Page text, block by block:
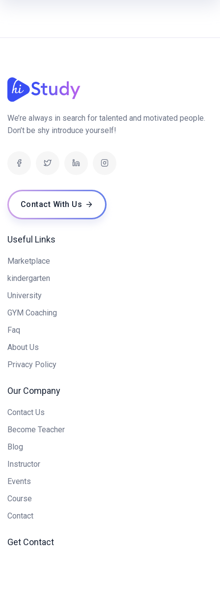
We’re always in search for talented and motivated people.
Don’t be shy introduce yourself!
Contact With Us
Useful Links
Marketplace
kindergarten
University
GYM Coaching
Faq
About Us
Privacy Policy
Our Company
Contact Us
Become Teacher
Blog
Instructor
Events
Course
Contact
Get Contact